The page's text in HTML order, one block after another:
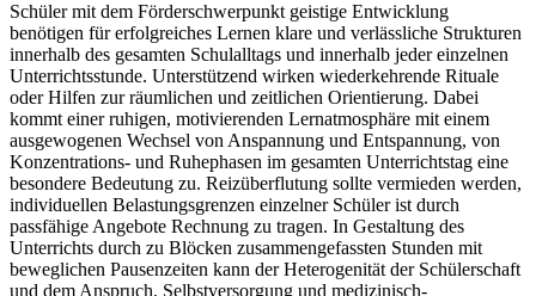
Schüler mit dem Förderschwerpunkt geistige Entwicklung
benötigen für erfolgreiches Lernen klare und verlässliche Strukturen
innerhalb des gesamten Schulalltags und innerhalb jeder einzelnen
Unterrichtsstunde. Unterstützend wirken wiederkehrende Rituale
oder Hilfen zur räumlichen und zeitlichen Orientierung. Dabei
kommt einer ruhigen, motivierenden Lernatmosphäre mit einem
ausgewogenen Wechsel von Anspannung und Entspannung, von
Konzentrations- und Ruhephasen im gesamten Unterrichtstag eine
besondere Bedeutung zu. Reizüberflutung sollte vermieden werden,
individuellen Belastungsgrenzen einzelner Schüler ist durch
passfähige Angebote Rechnung zu tragen. In Gestaltung des
Unterrichts durch zu Blöcken zusammengefassten Stunden mit
beweglichen Pausenzeiten kann der Heterogenität der Schülerschaft
und dem Anspruch, Selbstversorgung und medizinisch-